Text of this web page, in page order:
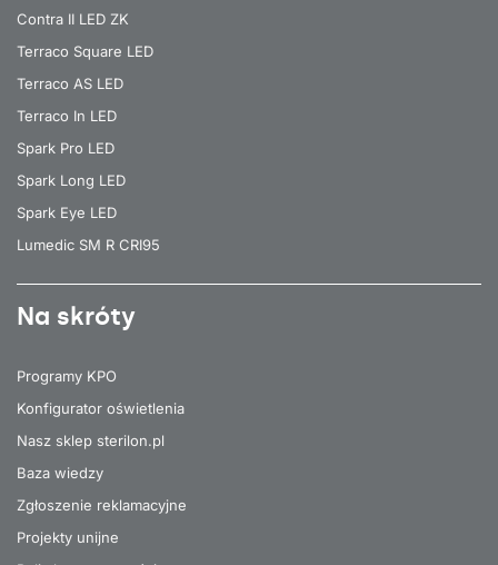
Contra II LED ZK
Terraco Square LED
Terraco AS LED
Terraco In LED
Spark Pro LED
Spark Long LED
Spark Eye LED
Lumedic SM R CRI95
Na skróty
Programy KPO
Konfigurator oświetlenia
Nasz sklep sterilon.pl
Baza wiedzy
Zgłoszenie reklamacyjne
Projekty unijne